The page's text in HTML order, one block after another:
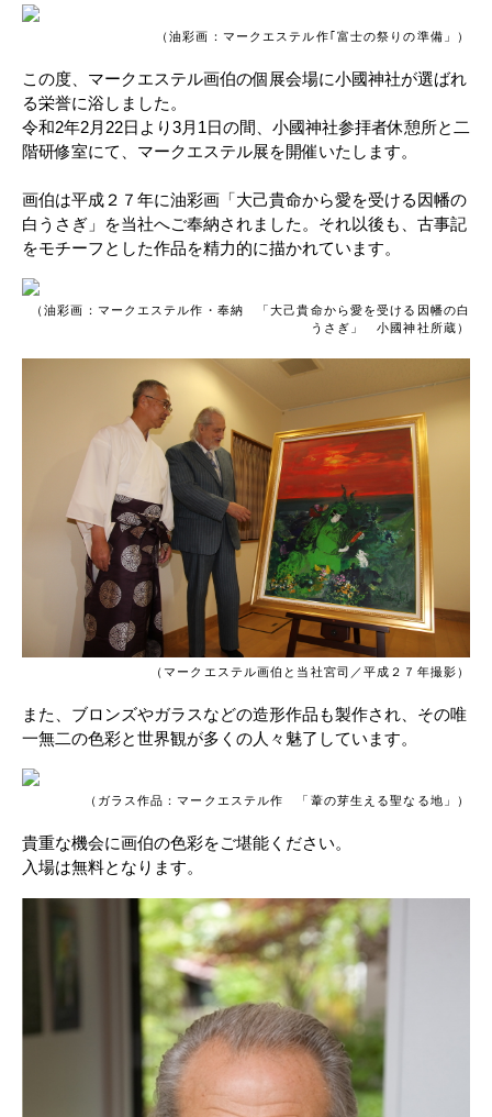
（油彩画：マークエステル作｢富士の祭りの準備」）
この度、マークエステル画伯の個展会場に小國神社が選ばれ
る栄誉に浴しました。
令和2年2月22日より3月1日の間、小國神社参拝者休憩所と二
階研修室にて、マークエステル展を開催いたします。
画伯は平成２７年に油彩画「大己貴命から愛を受ける因幡の
白うさぎ」を当社へご奉納されました。それ以後も、古事記
をモチーフとした作品を精力的に描かれています。
（油彩画：マークエステル作・奉納 「大己貴命から愛を受ける因幡の白
うさぎ」 小國神社所蔵）
（マークエステル画伯と当社宮司／平成２７年撮影）
また、ブロンズやガラスなどの造形作品も製作され、その唯
一無二の色彩と世界観が多くの人々魅了しています。
（ガラス作品：マークエステル作 「葦の芽生える聖なる地」）
貴重な機会に画伯の色彩をご堪能ください。
入場は無料となります。